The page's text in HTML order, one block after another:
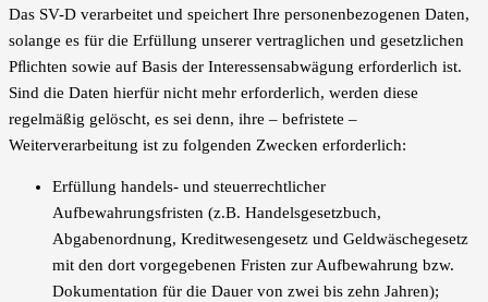
Das SV-D verarbeitet und speichert Ihre personenbezogenen Daten,
solange es für die Erfüllung unserer vertraglichen und gesetzlichen
Pﬂichten sowie auf Basis der Interessensabwägung erforderlich ist.
Sind die Daten hierfür nicht mehr erforderlich, werden diese
regelmäßig gelöscht, es sei denn, ihre – befristete –
Weiterverarbeitung ist zu folgenden Zwecken erforderlich:
Erfüllung handels- und steuerrechtlicher
Aufbewahrungsfristen (z.B. Handelsgesetzbuch,
Abgabenordnung, Kreditwesengesetz und Geldwäschegesetz
mit den dort vorgegebenen Fristen zur Aufbewahrung bzw.
Dokumentation für die Dauer von zwei bis zehn Jahren);